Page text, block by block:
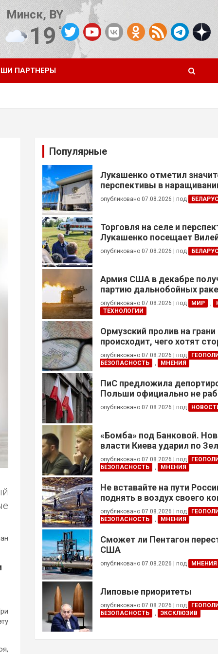
Минск, BY
19°C
от OpenWeatherMap
ПАРТНЕРЫ
Популярные
Лукашенко отметил
перспективы в
реализации проектов с
опубликовано 07.08.2026 под
Торговля на селе и
Лукашенко посещает
опубликовано 07.08.2026 под
Армия США в декабре
партию дальнобойных
примененных против Ирана
опубликовано 07.08.2026 под МИР ,
ТЕХНОЛОГИИ
Ормузский пролив на
происходит, чего хотят
это приведет?
опубликовано 07.08.2026 под
БЕЗОПАСНОСТЬ
, МНЕНИЯ
ПиС предложила
Польши официально не
украинцев призывного
опубликовано 07.08.2026 под
«Бомба» под Банковой.
власти Киева ударил по
опубликовано 07.08.2026 под
БЕЗОПАСНОСТЬ
, МНЕНИЯ
Не вставайте на пути
поднять в воздух своего
опубликовано 07.08.2026 под
БЕЗОПАСНОСТЬ
, МНЕНИЯ
Сможет ли Пентагон
США
опубликовано 07.08.2026 под МНЕНИЯ
Липовые приоритеты
опубликовано 07.08.2026 под
БЕЗОПАСНОСТЬ
, ЭКСКЛЮЗИВ